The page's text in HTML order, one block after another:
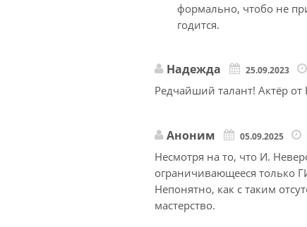
формально, чтобо не
годится.
Надежда 25.09.2023
Редчайший талант! Актёр от
Аноним 05.09.2025
Несмотря на то, что И.
ограничивающееся только
Непонятно, как с таким
мастерство.